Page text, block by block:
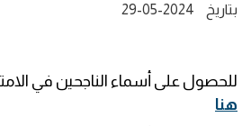
بتاريخ 29-05-2024
للحصول على أسماء الناجحين في
هنا